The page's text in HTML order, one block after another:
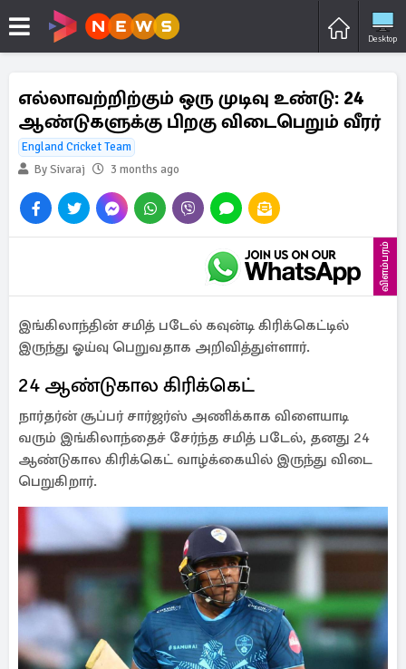
Desktop
எல்லாவற்றிற்கும் ஒரு முடிவு உண்டு: 24
ஆண்டுகளுக்கு பிறகு விடைபெறும் வீரர்
England Cricket Team
By Sivaraj
3 months ago
விளம்பரம்
இங்கிலாந்தின் சமித் படேல் கவுன்டி கிரிக்கெட்டில்
இருந்து ஓய்வு பெறுவதாக அறிவித்துள்ளார்.
24 ஆண்டுகால கிரிக்கெட்
நார்தர்ன் சூப்பர் சார்ஜர்ஸ் அணிக்காக விளையாடி
வரும் இங்கிலாந்தைச் சேர்ந்த சமித் படேல், தனது 24
ஆண்டுகால கிரிக்கெட் வாழ்க்கையில் இருந்து விடை
பெறுகிறார்.